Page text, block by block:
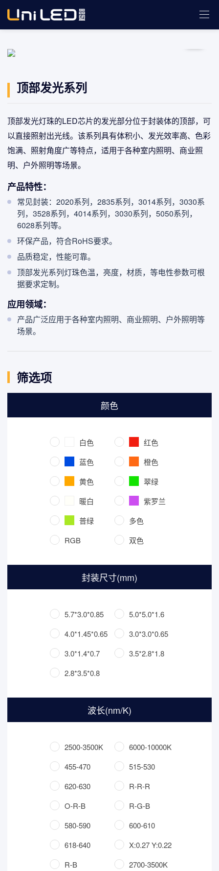
顶部发光系列
顶部发光灯珠的LED芯片的发光部分位于封装体的顶部，可
以直接照射出光线。该系列具有体积小、发光效率高、色彩
饱满、照射角度广等特点，适用于各种室内照明、商业照
明、户外照明等场景。
产品特性：
常见封装：2020系列，2835系列，3014系列，3030系
列，3528系列，4014系列，3030系列，5050系列，
6028系列等。
环保产品，符合RoHS要求。
品质稳定，性能可靠。
顶部发光系列灯珠色温，亮度，材质，等电性参数可根
据要求定制。
应用领域：
产品广泛应用于各种室内照明、商业照明、户外照明等
场景。
筛选项
颜色
白色
红色
蓝色
橙色
黄色
翠绿
暖白
紫罗兰
普绿
多色
RGB
双色
封装尺寸(mm)
5.7*3.0*0.85
5.0*5.0*1.6
4.0*1.45*0.65
3.0*3.0*0.65
3.0*1.4*0.7
3.5*2.8*1.8
2.8*3.5*0.8
波长(nm/K)
2500-3500K
6000-10000K
455-470
515-530
620-630
R-R-R
O-R-B
R-G-B
580-590
600-610
618-640
X:0.27 Y:0.22
R-B
2700-3500K